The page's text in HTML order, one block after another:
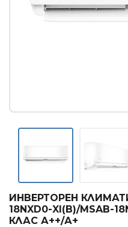
КОНВЕКТОРИ
Термопомпи
ИНВЕРТОРЕН
18NXD0-XI(B)/MSAB-
КЛАС А++/А+